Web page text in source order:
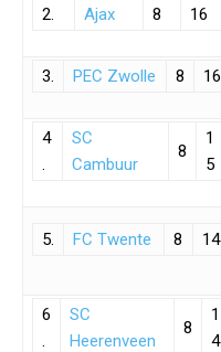
2. Ajax 8 16
3. PEC Zwolle 8 16
4
.
SC
Cambuur
8
1
5
5. FC Twente 8 14
6
.
SC
Heerenveen
8
1
4